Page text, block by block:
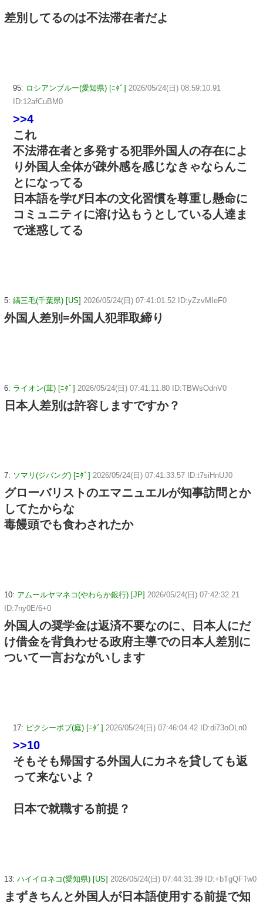
差別してるのは不法滞在者だよ
95: ロシアンブルー(愛知県) [ﾆﾀﾞ] 2026/05/24(日) 08:59:10.91
ID:12afCuBM0
>>4
これ
不法滞在者と多発する犯罪外国人の存在によ
り外国人全体が疎外感を感じなきゃならんこ
とになってる
日本語を学び日本の文化習慣を尊重し懸命に
コミュニティに溶け込もうとしている人達ま
で迷惑してる
5: 縞三毛(千葉県) [US] 2026/05/24(日) 07:41:01.52 ID:yZzvMIeF0
外国人差別=外国人犯罪取締り
6: ライオン(茸) [ﾆﾀﾞ] 2026/05/24(日) 07:41:11.80 ID:TBWsOdnV0
日本人差別は許容しますですか？
7: ソマリ(ジパング) [ﾆﾀﾞ] 2026/05/24(日) 07:41:33.57 ID:t7siHnUJ0
グローバリストのエマニュエルが知事訪問とか
してたからな
毒饅頭でも食わされたか
10: アムールヤマネコ(やわらか銀行) [JP] 2026/05/24(日) 07:42:32.21
ID:7ny0E/6+0
外国人の奨学金は返済不要なのに、日本人にだ
け借金を背負わせる政府主導での日本人差別に
ついて一言おながいします
17: ピクシーボブ(庭) [ﾆﾀﾞ] 2026/05/24(日) 07:46:04.42 ID:di73oOLn0
>>10
そもそも帰国する外国人にカネを貸しても返
って来ないよ？
日本で就職する前提？
13: ハイイロネコ(愛知県) [US] 2026/05/24(日) 07:44:31.39 ID:+bTgQFTw0
まずきちんと外国人が日本語使用する前提で知